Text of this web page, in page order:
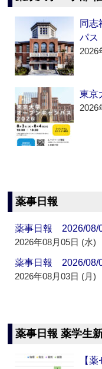
同
パス
2026
東
2026
薬事日報
薬事日報 2026/08/
2026年08月05日 (水)
薬事日報 2026/08/
2026年08月03日 (月)
薬事日報 薬学生
【